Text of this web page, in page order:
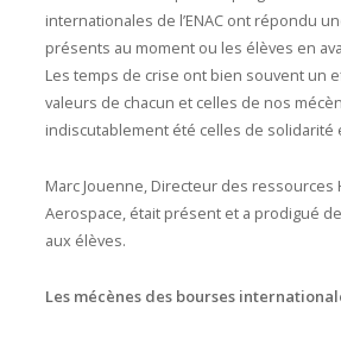
internationales de l’ENAC ont répondu
présents au moment ou les élèves en
Les temps de crise ont bien souvent un
valeurs de chacun et celles de nos
indiscutablement été celles de solidarité
Marc Jouenne, Directeur des ressources
Aerospace, était présent et a prodigué
aux élèves.
Les mécènes des bourses